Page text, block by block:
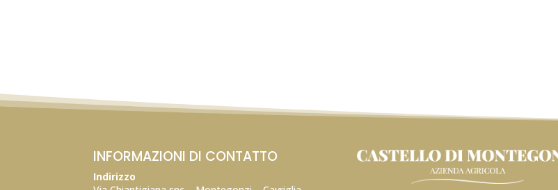
INFORMAZIONI DI CONTATTO
Indirizzo